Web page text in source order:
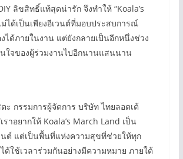
ลิขสิทธิ์แท้สุดน่ารัก จึงทำให้ “Koala’s
ม่ได้เป็นเพียงอีเวนต์ที่มอบประสบการณ์
ได้ภายในงาน แต่ยังกลายเป็นอีกหนึ่งช่วง
นใจของผู้ร่วมงานไปอีกนานแสนนาน
กรรมการผู้จัดการ บริษัท ไทยลอตเต้
ราอยากให้ Koala’s March Land เป็น
นต์ แต่เป็นพื้นที่แห่งความสุขที่ช่วยให้ทุก
ด้ใช้เวลาร่วมกันอย่างมีความหมาย ภายใต้